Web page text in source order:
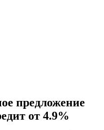
предложение
от 4.9%